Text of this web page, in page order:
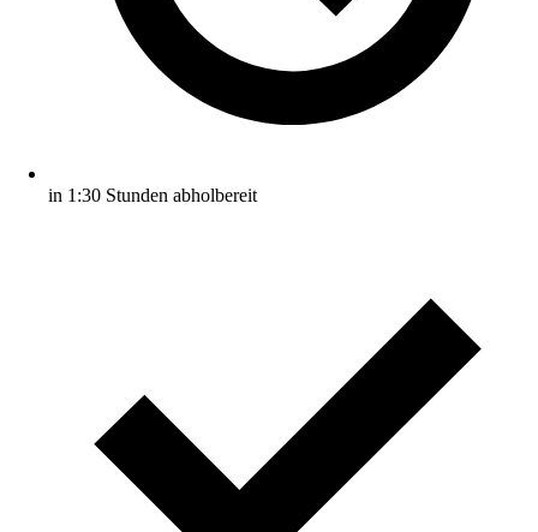
in 1:30 Stunden abholbereit